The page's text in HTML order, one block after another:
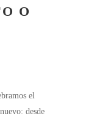
O
el
desde